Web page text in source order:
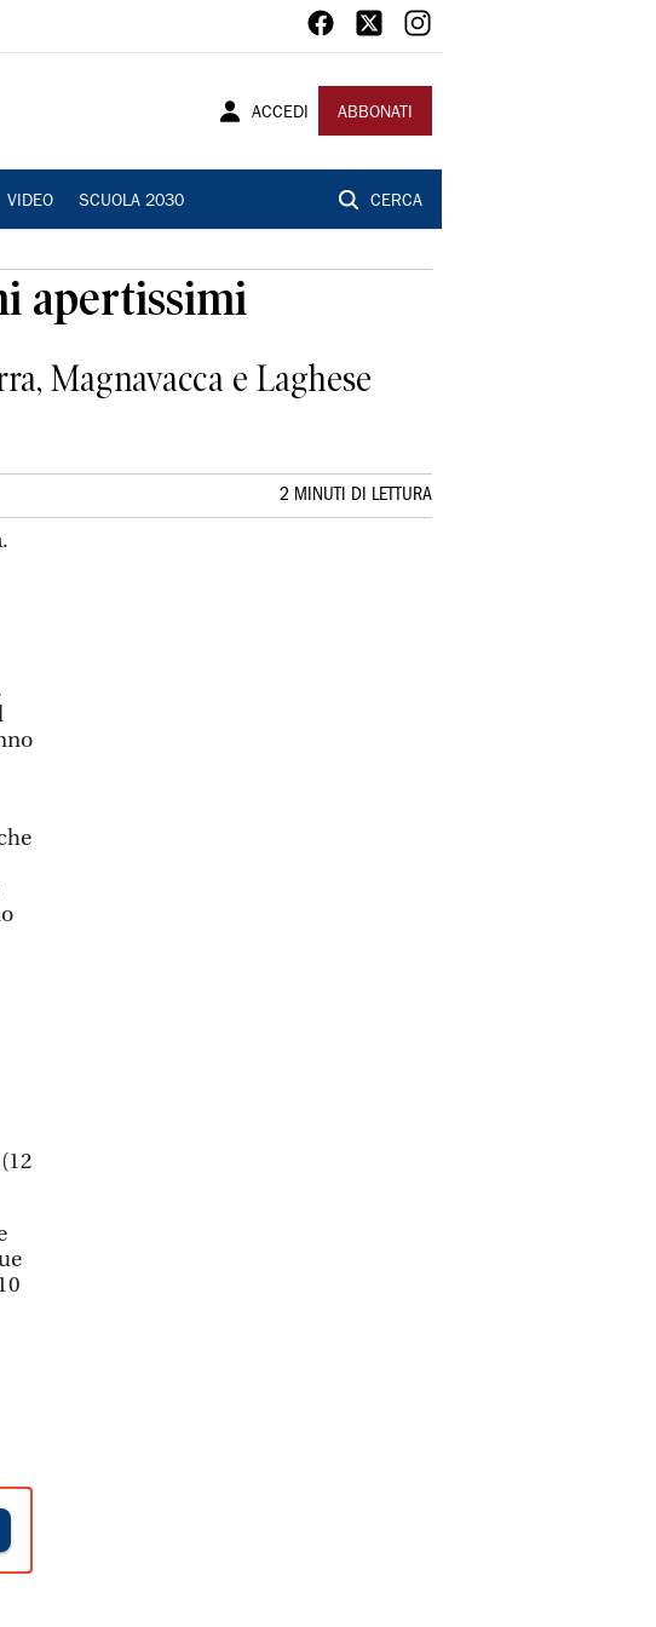
ACCEDI ABBONATI
VIDEO SCUOLA 2030 CERCA
apertissimi
Magnavacca e Laghese
2 MINUTI DI LETTURA